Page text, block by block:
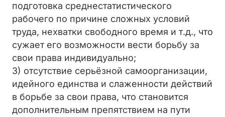
подготовка среднестатистического
рабочего по причине сложных условий
труда, нехватки свободного время и т.д., что
сужает его возможности вести борьбу за
свои права индивидуально;
3) отсутствие серьёзной самоорганизации,
идейного единства и слаженности действий
в борьбе за свои права, что становится
дополнительным препятствием на пути